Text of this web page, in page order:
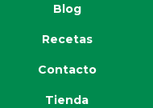
Blog
Recetas
Contacto
Tienda